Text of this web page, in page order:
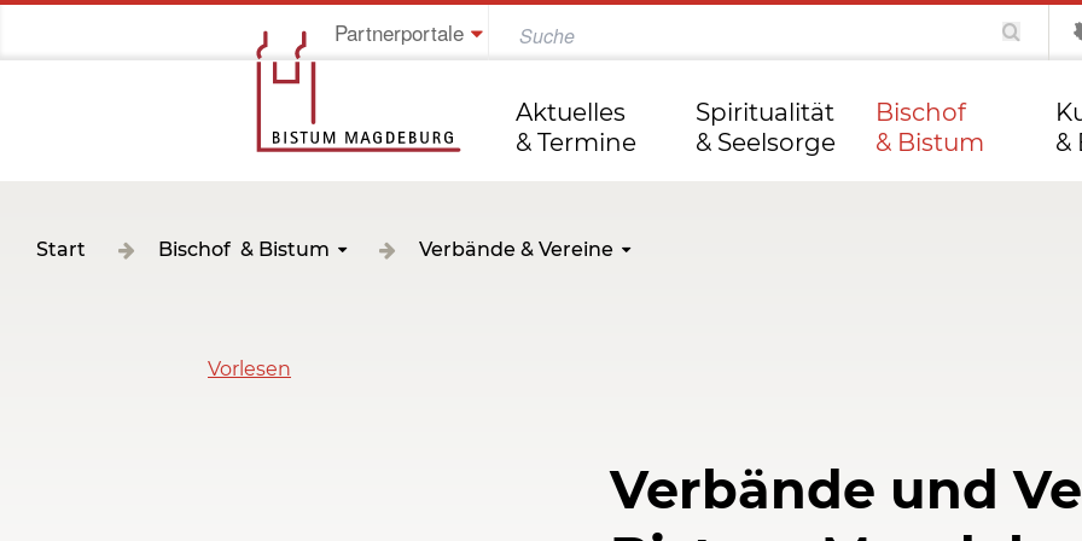
Jung im Bistum katholisch.de Tag des Herrn
Partnerportale
Aktuelles
& Termine
Spiritualität
& Seelsorge
Bischof
& Bistum
&
Start Bischof & Bistum Verbände & Vereine
Vorlesen
Verbände und